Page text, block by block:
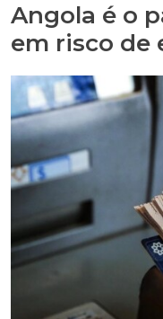
Angola é o
em risco de